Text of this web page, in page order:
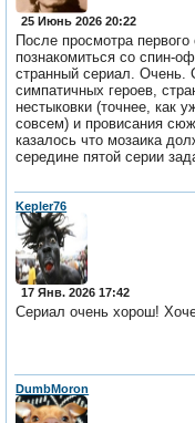
25 Июнь 2026 20:22
После просмотра
познакомиться со спин-
странный сериал. Очень.
симпатичных героев,
нестыковки (точнее, как
совсем) и провисания
казалось что мозаика
середине пятой серии
Kepler76
17 Янв. 2026 17:42
Сериал очень хорош!
DumbMoron